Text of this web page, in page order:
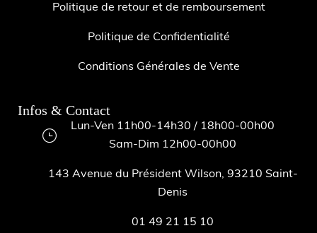
Politique de retour et de remboursement
Politique de Confidentialité
Conditions Générales de Vente
Infos & Contact
Lun-Ven 11h00-14h30 / 18h00-00h00
Sam-Dim 12h00-00h00
143 Avenue du Président Wilson, 93210 Saint-
Denis
01 49 21 15 10